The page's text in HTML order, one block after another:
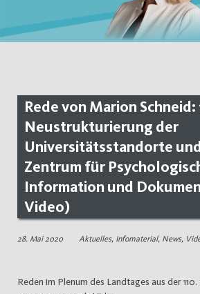
Rede von Marion
Neustrukturierung der
Universitätsstandorte
Zentrum für
Information und
Video)
28. Mai 2020 Aktuelles, Infomaterial, News,
Reden im Plenum des Landtages aus der 110. Sitzung des Landtages